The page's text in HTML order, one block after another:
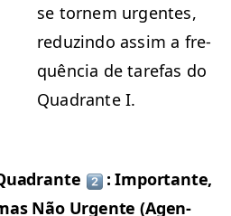
se tornem urgentes,
reduzin­do assim a fre­
quên­cia de tare­fas do
Quad­rante I.
: Impor­tante,
Não Urgente (Agen­